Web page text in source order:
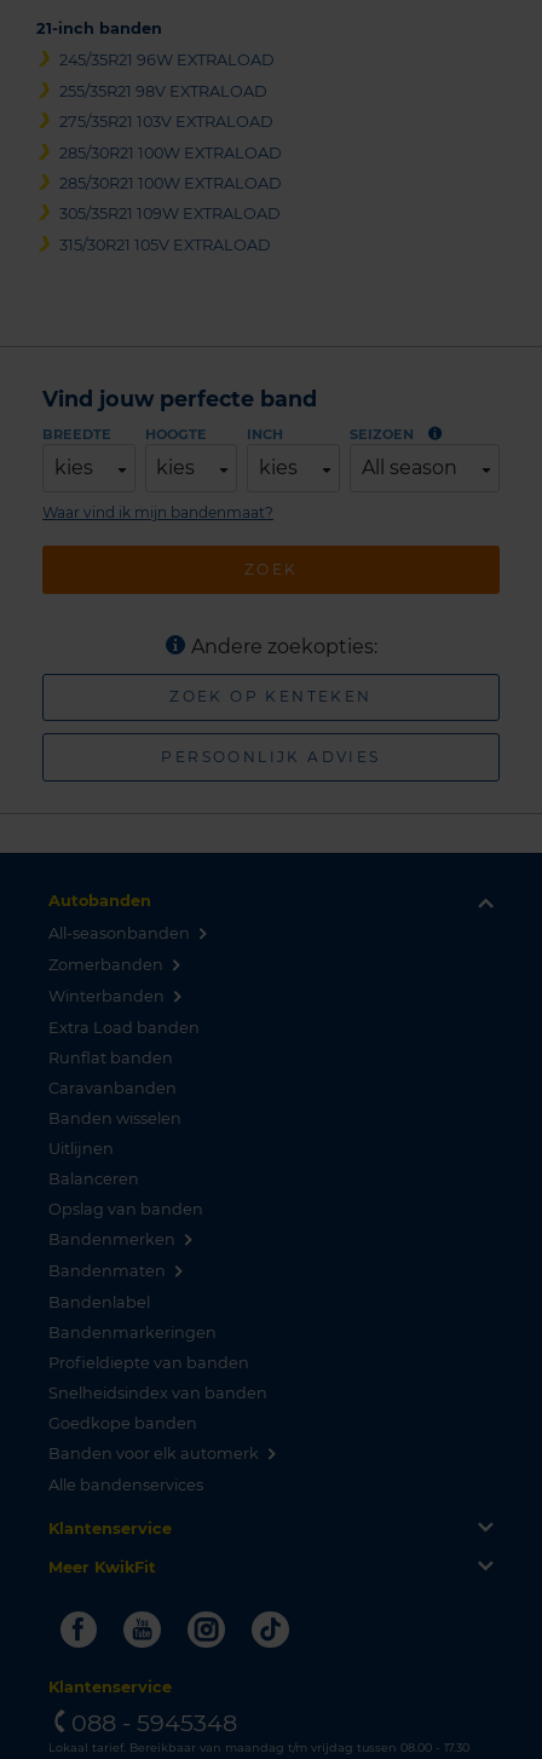
21-inch banden
245/35R21 96W EXTRALOAD
255/35R21 98V EXTRALOAD
275/35R21 103V EXTRALOAD
285/30R21 100W EXTRALOAD
285/30R21 100W EXTRALOAD
305/35R21 109W EXTRALOAD
315/30R21 105V EXTRALOAD
Vind jouw perfecte band
BREEDTE
kies
HOOGTE
kies
INCH
kies
SEIZOEN
All season
ZOEK
Waar vind ik mijn bandenmaat?
Andere zoekopties:
ZOEK OP KENTEKEN
PERSOONLIJK ADVIES
Autobanden
All-seasonbanden
Zomerbanden
Winterbanden
Extra Load banden
Runflat banden
Caravanbanden
Banden wisselen
Uitlijnen
Balanceren
Opslag van banden
Bandenmerken
Bandenmaten
Bandenlabel
Bandenmarkeringen
Profieldiepte van banden
Snelheidsindex van banden
Goedkope banden
Banden voor elk automerk
Alle bandenservices
Klantenservice
Meer KwikFit
FacebookYoutubeInstagram
Tiktok
Klantenservice
088 - 5945348
Lokaal tarief. Bereikbaar van maandag t/m vrijdag tussen 08.00 - 17.30